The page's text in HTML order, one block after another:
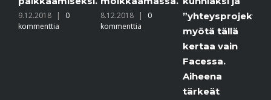
| 0
8.12.2018 | 0
kommenttia
”yhteysprojektimme”
myötä tällä
kertaa vain
Facessa.
Aiheena
tärkeät